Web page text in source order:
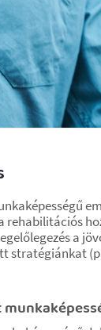
rehabilitációs
a
stratégiánkat